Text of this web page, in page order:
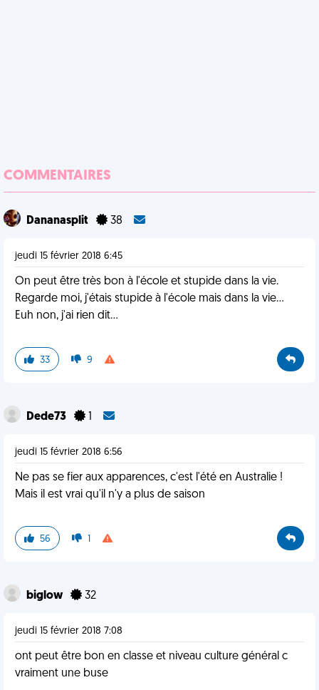
COMMENTAIRES
Dananasplit 38
jeudi 15 février 2018 6:45
On peut être très bon à l'école et stupide dans la vie.
Regarde moi, j'étais stupide à l'école mais dans la vie...
Euh non, j'ai rien dit...
33 9
Dede73
jeudi 15 février 2018 6:56
Ne pas se fier aux apparences, c'est l'été en Australie !
Mais il est vrai qu'il n'y a plus de saison
56 1
biglow 32
jeudi 15 février 2018 7:08
ont peut être bon en classe et niveau culture général c
vraiment une buse